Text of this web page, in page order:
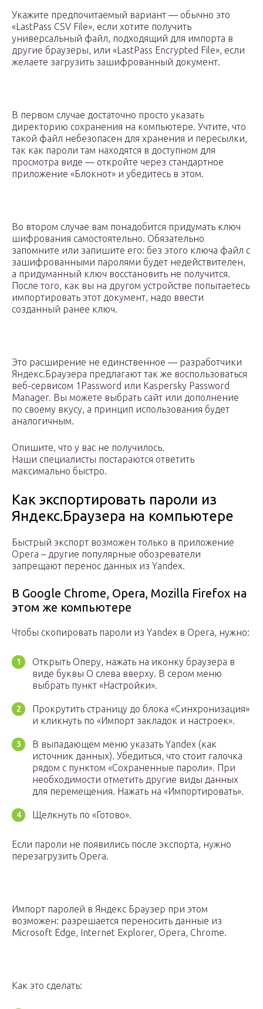
Укажите предпочитаемый вариант — обычно это
«LastPass CSV File», если хотите получить
универсальный файл, подходящий для импорта в
другие браузеры, или «LastPass Encrypted File», если
желаете загрузить зашифрованный документ.
В первом случае достаточно просто указать
директорию сохранения на компьютере. Учтите, что
такой файл небезопасен для хранения и пересылки,
так как пароли там находятся в доступном для
просмотра виде — откройте через стандартное
приложение «Блокнот» и убедитесь в этом.
Во втором случае вам понадобится придумать ключ
шифрования самостоятельно. Обязательно
запомните или запишите его: без этого ключа файл с
зашифрованными паролями будет недействителен,
а придуманный ключ восстановить не получится.
После того, как вы на другом устройстве попытаетесь
импортировать этот документ, надо ввести
созданный ранее ключ.
Это расширение не единственное — разработчики
Яндекс.Браузера предлагают так же воспользоваться
веб-сервисом 1Password или Kaspersky Password
Manager. Вы можете выбрать сайт или дополнение
по своему вкусу, а принцип использования будет
аналогичным.
Опишите, что у вас не получилось.
Наши специалисты постараются ответить
максимально быстро.
Как экспортировать пароли из
Яндекс.Браузера на компьютере
Быстрый экспорт возможен только в приложение
Opera – другие популярные обозреватели
запрещают перенос данных из Yandex.
В Google Chrome, Opera, Mozilla Firefox на
этом же компьютере
Чтобы скопировать пароли из Yandex в Opera, нужно:
Открыть Оперу, нажать на иконку браузера в
виде буквы O слева вверху. В сером меню
выбрать пункт «Настройки».
Прокрутить страницу до блока «Синхронизация»
и кликнуть по «Импорт закладок и настроек».
В выпадающем меню указать Yandex (как
источник данных). Убедиться, что стоит галочка
рядом с пунктом «Сохраненные пароли». При
необходимости отметить другие виды данных
для перемещения. Нажать на «Импортировать».
Щелкнуть по «Готово».
Если пароли не появились после экспорта, нужно
перезагрузить Opera.
Импорт паролей в Яндекс Браузер при этом
возможен: разрешается переносить данные из
Microsoft Edge, Internet Explorer, Opera, Chrome.
Как это сделать: